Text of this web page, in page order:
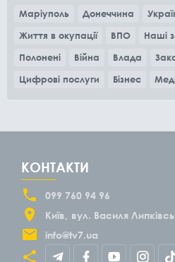
Маріуполь Донеччина
Життя в окупації
ВПО Наші
Полонені
Війна Влада
Цифрові послуги
Бізнес
КОНТАКТИ
099 760 94 96
Київ
вул. Василя
info@tv7.ua